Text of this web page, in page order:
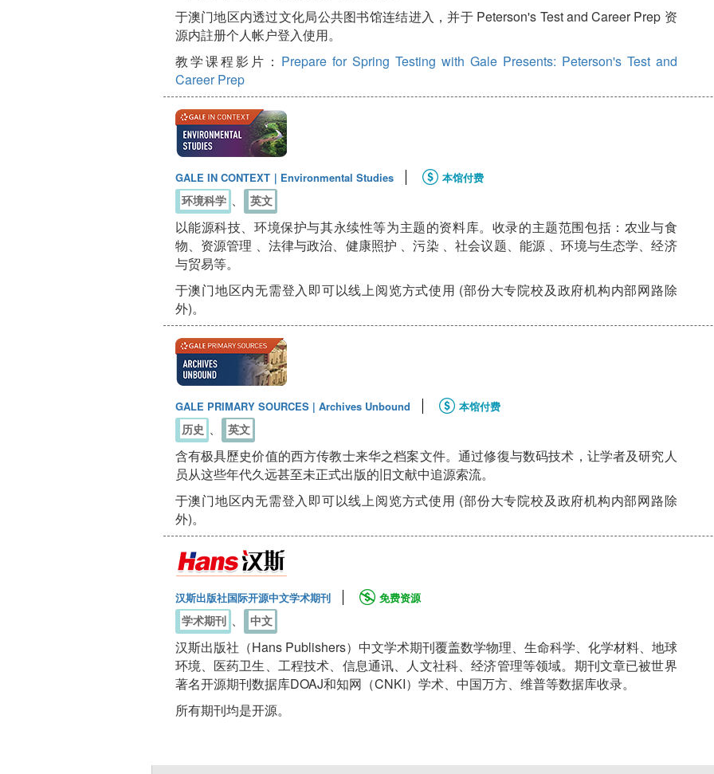
于澳门地区内透过文化局公共图书馆连结进入，并于 Peterson's Test and Career Prep 资
源内註册个人帐户登入使用。
教学课程影片： Prepare for Spring Testing with Gale Presents: Peterson's Test and
Career Prep
GALE IN CONTEXT｜Environmental Studies 本馆付费
环境科学 、 英文
以能源科技、环境保护与其永续性等为主题的资料库。收录的主题范围包括：农业与食
物、资源管理 、法律与政治、健康照护 、污染 、社会议题、能源 、环境与生态学、经济
与贸易等。
于澳门地区内无需登入即可以线上阅览方式使用 (部份大专院校及政府机构内部网路除
外)。
GALE PRIMARY SOURCES | Archives Unbound 本馆付费
历史 、 英文
含有极具歷史价值的西方传教士来华之档案文件。通过修復与数码技术，让学者及研究人
员从这些年代久远甚至未正式出版的旧文献中追源索流。
于澳门地区内无需登入即可以线上阅览方式使用 (部份大专院校及政府机构内部网路除
外)。
汉斯出版社国际开源中文学术期刊 免费资源
学术期刊 、 中文
汉斯出版社（Hans Publishers）中文学术期刊覆盖数学物理、生命科学、化学材料、地球
环境、医药卫生、工程技术、信息通讯、人文社科、经济管理等领域。期刊文章已被世界
著名开源期刊数据库DOAJ和知网（CNKI）学术、中国万方、维普等数据库收录。
所有期刊均是开源。